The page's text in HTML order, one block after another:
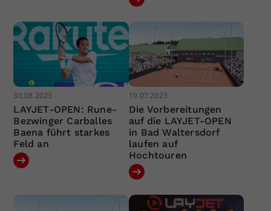
30.08.2023
LAYJET-OPEN: Rune-
Bezwinger Carballes
Baena führt starkes
Feld an
19.07.2023
Die Vorbereitungen
auf die LAYJET-OPEN
in Bad Waltersdorf
laufen auf
Hochtouren